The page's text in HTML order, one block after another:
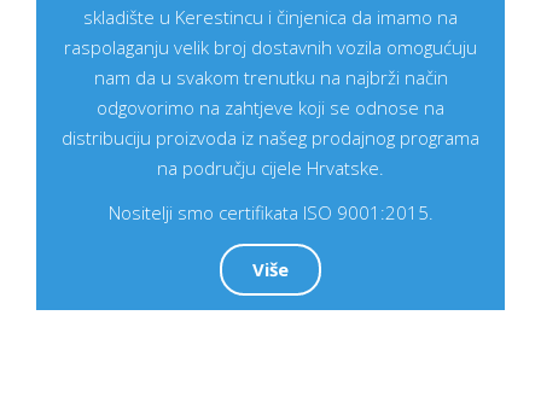
skladište u Kerestincu i činjenica da imamo na
raspolaganju velik broj dostavnih vozila omogućuju
nam da u svakom trenutku na najbrži način
odgovorimo na zahtjeve koji se odnose na
distribuciju proizvoda iz našeg prodajnog programa
na području cijele Hrvatske.
Nositelji smo certifikata ISO 9001:2015.
Više